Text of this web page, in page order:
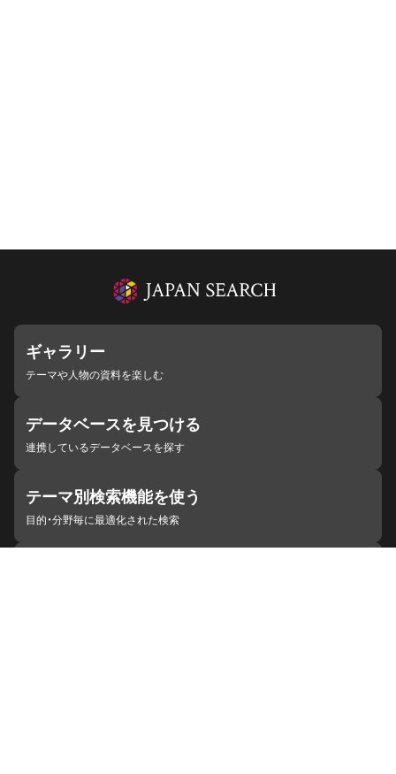
ギャラリー
テーマや人物の資料を楽しむ
データベースを見つける
連携しているデータベースを探す
テーマ別検索機能を使う
目的・分野毎に最適化された検索